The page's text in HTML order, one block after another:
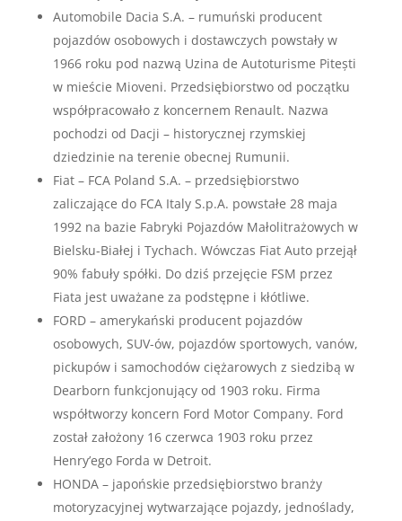
Automobile Dacia S.A. – rumuński producent
pojazdów osobowych i dostawczych powstały w
1966 roku pod nazwą Uzina de Autoturisme Pitești
w mieście Mioveni. Przedsiębiorstwo od początku
współpracowało z koncernem Renault. Nazwa
pochodzi od Dacji – historycznej rzymskiej
dziedzinie na terenie obecnej Rumunii.
Fiat – FCA Poland S.A. – przedsiębiorstwo
zaliczające do FCA Italy S.p.A. powstałe 28 maja
1992 na bazie Fabryki Pojazdów Małolitrażowych w
Bielsku-Białej i Tychach. Wówczas Fiat Auto przejął
90% fabuły spółki. Do dziś przejęcie FSM przez
Fiata jest uważane za podstępne i kłótliwe.
FORD – amerykański producent pojazdów
osobowych, SUV-ów, pojazdów sportowych, vanów,
pickupów i samochodów ciężarowych z siedzibą w
Dearborn funkcjonujący od 1903 roku. Firma
współtworzy koncern Ford Motor Company. Ford
został założony 16 czerwca 1903 roku przez
Henry’ego Forda w Detroit.
HONDA – japońskie przedsiębiorstwo branży
motoryzacyjnej wytwarzające pojazdy, jednoślady,